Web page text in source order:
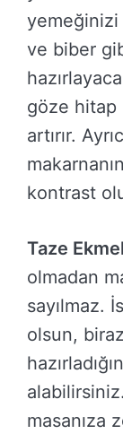
yemeğinizi
ve biber
göze hitap
artırır.
kontrast
Taze
olmadan
sayılmaz.
olsun,
masanıza